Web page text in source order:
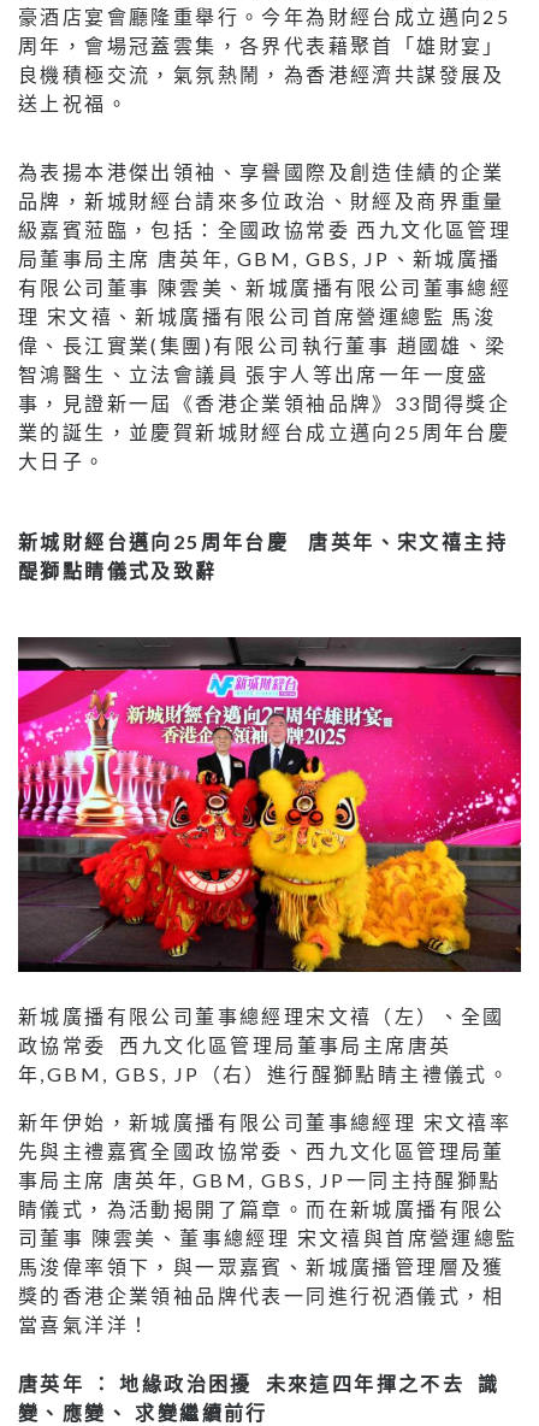
豪酒店宴會廳隆重舉行。今年為財經台成立邁向25
周年，會場冠蓋雲集，各界代表藉聚首「雄財宴」
良機積極交流，氣氛熱鬧，為香港經濟共謀發展及
送上祝福。
為表揚本港傑出領袖、享譽國際及創造佳績的企業
品牌，新城財經台請來多位政治、財經及商界重量
級嘉賓蒞臨，包括：全國政協常委 西九文化區管理
局董事局主席 唐英年, GBM, GBS, JP、新城廣播
有限公司董事 陳雲美、新城廣播有限公司董事總經
理 宋文禧、新城廣播有限公司首席營運總監 馬浚
偉、長江實業(集團)有限公司執行董事 趙國雄、梁
智鴻醫生、立法會議員 張宇人等出席一年一度盛
事，見證新一屆《香港企業領袖品牌》33間得獎企
業的誕生，並慶賀新城財經台成立邁向25周年台慶
大日子。
新城財經台邁向25周年台慶 唐英年、宋文禧主持
醍獅點睛儀式及致辭
新城廣播有限公司董事總經理宋文禧（左）、全國
政協常委 西九文化區管理局董事局主席唐英
年,GBM, GBS, JP（右）進行醒獅點睛主禮儀式。
新年伊始，新城廣播有限公司董事總經理 宋文禧率
先與主禮嘉賓全國政協常委、西九文化區管理局董
事局主席 唐英年, GBM, GBS, JP一同主持醒獅點
睛儀式，為活動揭開了篇章。而在新城廣播有限公
司董事 陳雲美、董事總經理 宋文禧與首席營運總監
馬浚偉率領下，與一眾嘉賓、新城廣播管理層及獲
獎的香港企業領袖品牌代表一同進行祝酒儀式，相
當喜氣洋洋！
唐英年 ： 地緣政治困擾 未來這四年揮之不去 識
變、應變、 求變繼續前行